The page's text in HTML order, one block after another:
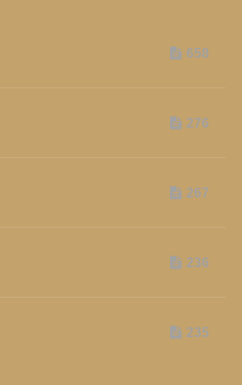
658
276
267
236
235